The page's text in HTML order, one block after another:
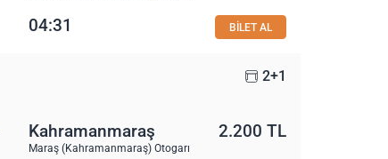
04:31 BİLET AL
2+1
Kahramanmaraş
Maraş (Kahramanmaraş) Otogarı
2.200 TL